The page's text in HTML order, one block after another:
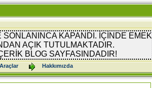
SONLANINCA KAPANDI. İÇİNDE EMEK
AÇIK TUTULMAKTADIR.
BLOG SAYFASINDADIR!
Araçlar Hakkımızda